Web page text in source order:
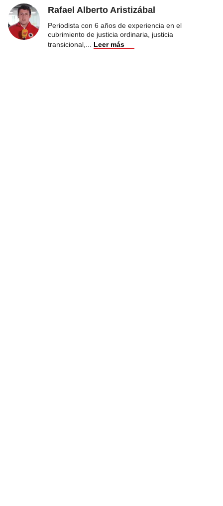
Rafael Alberto Aristizábal
Periodista con 6 años de experiencia en el
cubrimiento de justicia ordinaria, justicia
transicional,
Leer más